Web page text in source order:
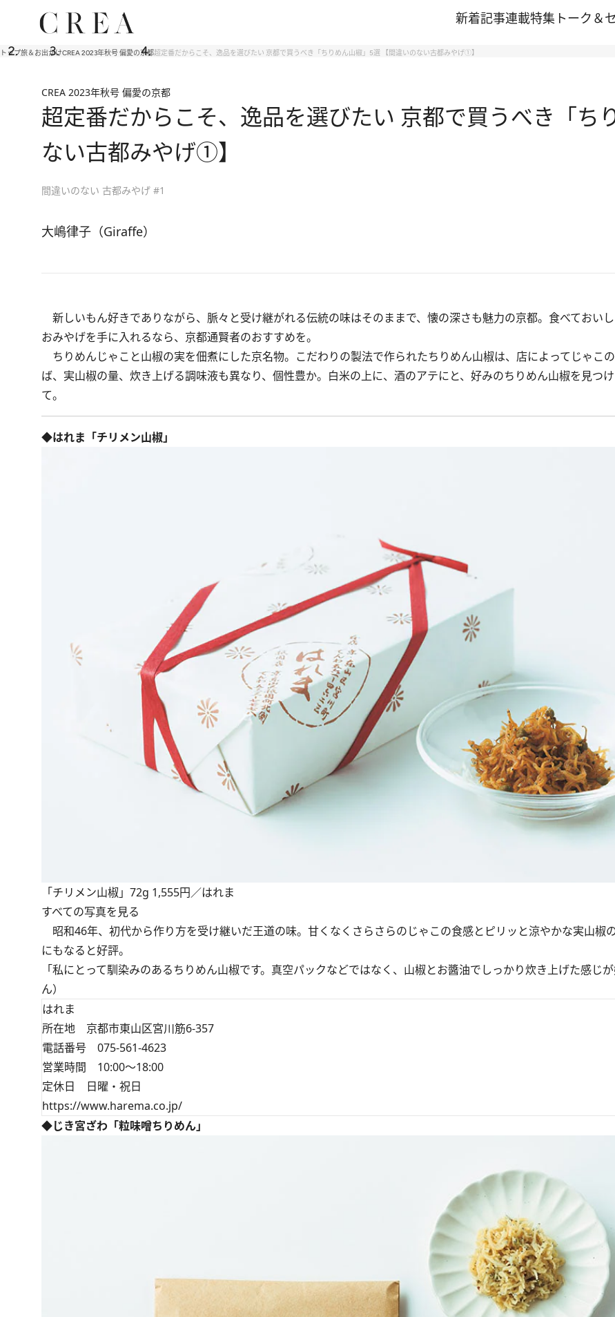
新着記事連載特集 トーク＆
トップ旅＆お出かけCREA 2023年秋号 偏愛の京都超定番だからこそ、逸品を選びたい 京都で買うべき「ちりめん山椒」5選 【間違いのない古都みやげ①】
CREA 2023年秋号 偏愛の京都
超定番だからこそ、逸品を選びたい 京都で買うべき「ち
ない古都みやげ①】
間違いのない 古都みやげ #1
大嶋律子（Giraffe）
新しいもん好きでありながら、脈々と受け継がれる伝統の味はそのままで、懐の深さも魅力の京都。食べておい
おみやげを手に入れるなら、京都通賢者のおすすめを。
ちりめんじゃこと山椒の実を佃煮にした京名物。こだわりの製法で作られたちりめん山椒は、店によってじゃこ
ば、実山椒の量、炊き上げる調味液も異なり、個性豊か。白米の上に、酒のアテにと、好みのちりめん山椒を見つ
て。
◆はれま「チリメン山椒」
「チリメン山椒」72g 1,555円／はれま
すべての写真を見る
昭和46年、初代から作り方を受け継いだ王道の味。甘くなくさらさらのじゃこの食感とピリッと涼やかな実山椒
にもなると好評。
「私にとって馴染みのあるちりめん山椒です。真空パックなどではなく、山椒とお醬油でしっかり炊き上げた感じ
ん）
はれま
所在地 京都市東山区宮川筋6-357
電話番号 075-561-4623
営業時間 10:00～18:00
定休日 日曜・祝日
https://www.harema.co.jp/
◆じき宮ざわ「粒味噌ちりめん」